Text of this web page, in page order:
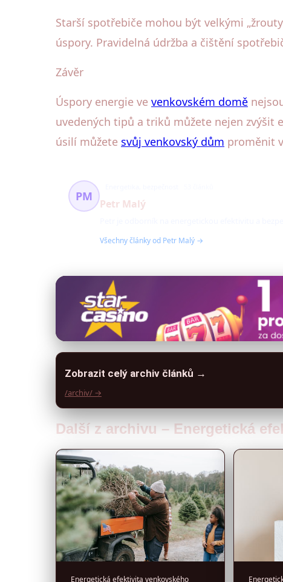
Starší spotřebiče mohou být velkými
úspory. Pravidelná údržba a čištění
Závěr
Úspory energie ve venkovském domě
uvedených tipů a triků můžete nejen
úsilí můžete svůj venkovský dům proměnit
PM
Petr Malý
Všechny články od Petr Malý →
Zobrazit celý archiv článků →
/archiv/ →
Další z archivu – Energetická
Energetická efektivita venkovského